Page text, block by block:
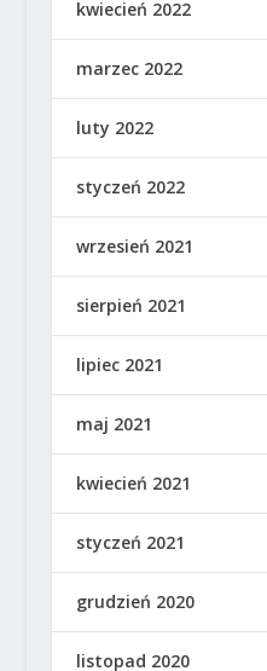
kwiecień 2022
marzec 2022
luty 2022
styczeń 2022
wrzesień 2021
sierpień 2021
lipiec 2021
maj 2021
kwiecień 2021
styczeń 2021
grudzień 2020
listopad 2020